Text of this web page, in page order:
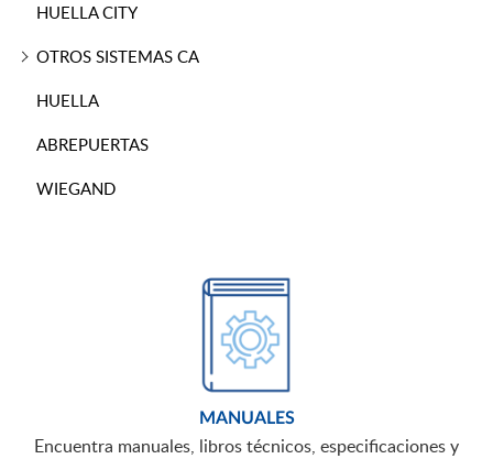
HUELLA CITY
OTROS SISTEMAS CA
HUELLA
ABREPUERTAS
WIEGAND
MANUALES
Encuentra manuales, libros técnicos, especificaciones y